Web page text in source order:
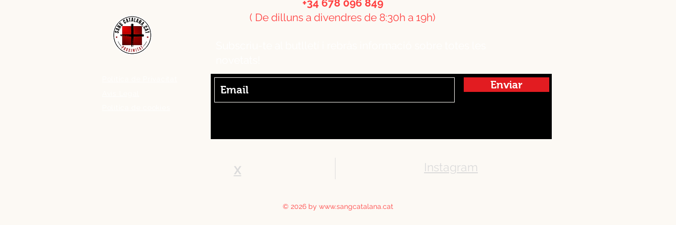
+34 678 096 849
( De dilluns a divendres de 8:30h a 19h)
Enviar
X Instagram
© 2026 by www.sangcatalana.cat